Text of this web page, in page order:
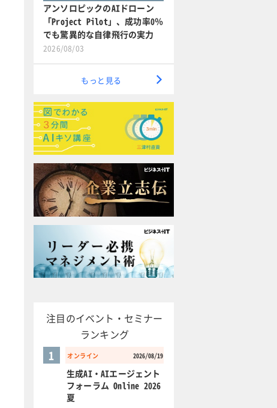
アンソロピックのAIドローン
「Project Pilot」、成功率0％
でも驚異的な自律飛行の実力
2026/08/03
もっと見る
注目のイベント・セミナー
ランキング
オンライン 2026/08/19
1
生成AI・AIエージェント
フォーラム Online 2026
夏